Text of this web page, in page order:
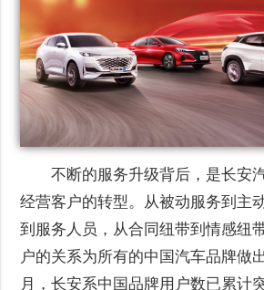
不断的服务升级背后，是长安
经营客户的转型。从被动服务到主
到服务人员，从合同纽带到情感纽
户的关系为所有的中国汽车品牌做
月，长安系中国品牌用户数已累计